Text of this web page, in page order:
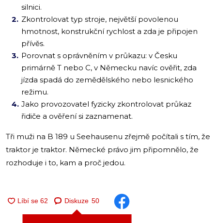
silnici.
Zkontrolovat typ stroje, největší povolenou
hmotnost, konstrukční rychlost a zda je připojen
přívěs.
Porovnat s oprávněním v průkazu: v Česku
primárně T nebo C, v Německu navíc ověřit, zda
jízda spadá do zemědělského nebo lesnického
režimu.
Jako provozovatel fyzicky zkontrolovat průkaz
řidiče a ověření si zaznamenat.
Tři muži na B 189 u Seehausenu zřejmě počítali s tím, že
traktor je traktor. Německé právo jim připomnělo, že
rozhoduje i to, kam a proč jedou.
Diskuze 50